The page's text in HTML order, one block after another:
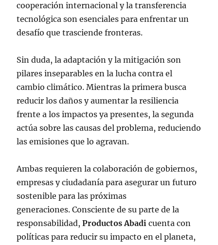
cooperación internacional y la transferencia
tecnológica son esenciales para enfrentar un
desafío que trasciende fronteras.
Sin duda, la adaptación y la mitigación son
pilares inseparables en la lucha contra el
cambio climático. Mientras la primera busca
reducir los daños y aumentar la resiliencia
frente a los impactos ya presentes, la segunda
actúa sobre las causas del problema, reduciendo
las emisiones que lo agravan.
Ambas requieren la colaboración de gobiernos,
empresas y ciudadanía para asegurar un futuro
sostenible para las próximas
generaciones. Consciente de su parte de la
responsabilidad,Productos Abadi cuenta con
políticas para reducir su impacto en el planeta,